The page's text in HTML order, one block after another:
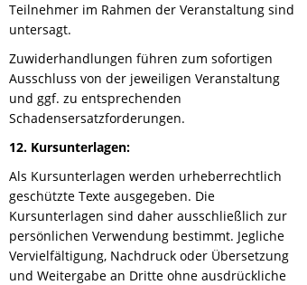
Teilnehmer im Rahmen der Veranstaltung sind
untersagt.
Zuwiderhandlungen führen zum sofortigen
Ausschluss von der jeweiligen Veranstaltung
und ggf. zu entsprechenden
Schadensersatzforderungen.
12. Kursunterlagen:
Als Kursunterlagen werden urheberrechtlich
geschützte Texte ausgegeben. Die
Kursunterlagen sind daher ausschließlich zur
persönlichen Verwendung bestimmt. Jegliche
Vervielfältigung, Nachdruck oder Übersetzung
und Weitergabe an Dritte ohne ausdrückliche